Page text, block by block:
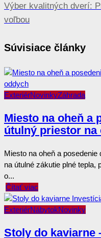
Výber kvalitných dverí:
voľbou
Súvisiace články
ExteriérNovinkyZáhrada
Miesto na oheň a
útulný priestor na
Miesto na oheň a
na útulné zákutie plné
o...
Čítať viac
ExteriérNábytokNovinky
Stoly do kaviarne